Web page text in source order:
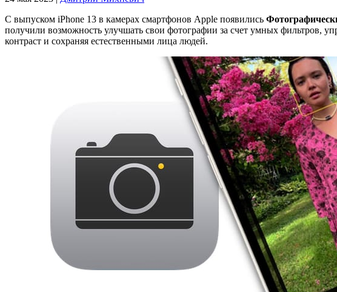
С выпуском iPhone 13 в камерах смартфонов Apple появились
получили возможность улучшать свои фотографии за счет умных фильтров,
контраст и сохраняя естественными лица людей.